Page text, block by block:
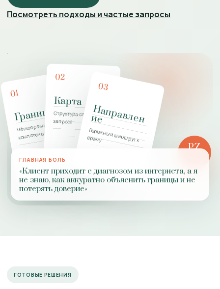
Посмотреть подходы и частые запросы
01
Границы
Чёткая рамка
компетенции
02
Карта
Структура сложного
запроса
03
Н
а
п
р
а
в
л
е
н
и
е
Бережный маршрут к
врачу
PZ
ГЛАВНАЯ БОЛЬ
«Клиент приходит с диагнозом из интернета, а я
не знаю, как аккуратно объяснить границы и не
потерять доверие»
ГОТОВЫЕ РЕШЕНИЯ